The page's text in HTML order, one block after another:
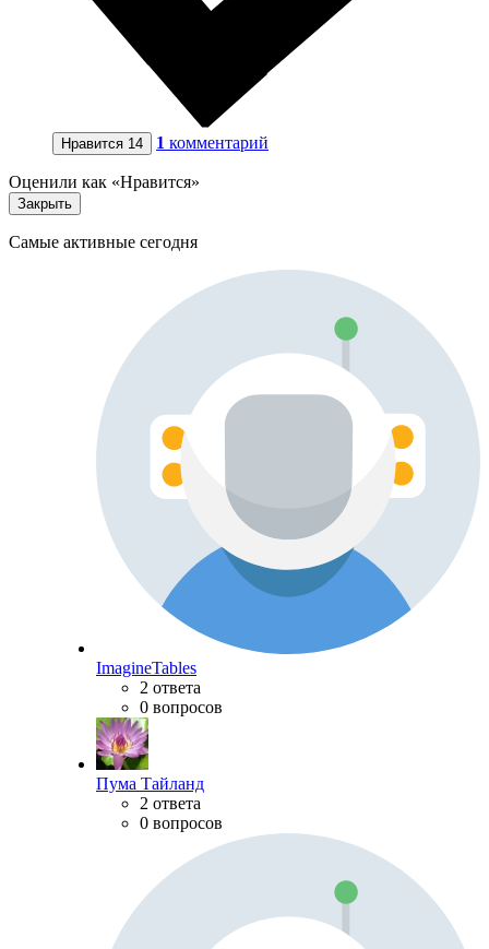
Нравится 14 1 комментарий
Оценили как «Нравится»
Закрыть
Самые активные сегодня
ImagineTables
2 ответа
0 вопросов
Пума Тайланд
2 ответа
0 вопросов